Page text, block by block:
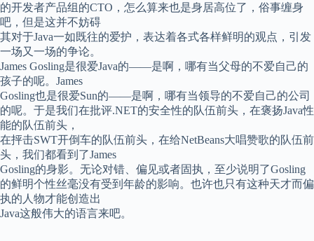
的开发者产品组的CTO，怎么算来也是身居高位了，俗事缠身
吧，但是这并不妨碍
其对于Java一如既往的爱护，表达着各式各样鲜明的观点，引发
一场又一场的争论。
James Gosling是很爱Java的——是啊，哪有当父母的不爱自己的
孩子的呢。James
Gosling也是很爱Sun的——是啊，哪有当领导的不爱自己的公司
的呢。于是我们在批评.NET的安全性的队伍前头，在褒扬Java性
能的队伍前头，
在抨击SWT开倒车的队伍前头，在给NetBeans大唱赞歌的队伍前
头，我们都看到了James
Gosling的身影。无论对错、偏见或者固执，至少说明了Gosling
的鲜明个性丝毫没有受到年龄的影响。也许也只有这种天才而偏
执的人物才能创造出
Java这般伟大的语言来吧。